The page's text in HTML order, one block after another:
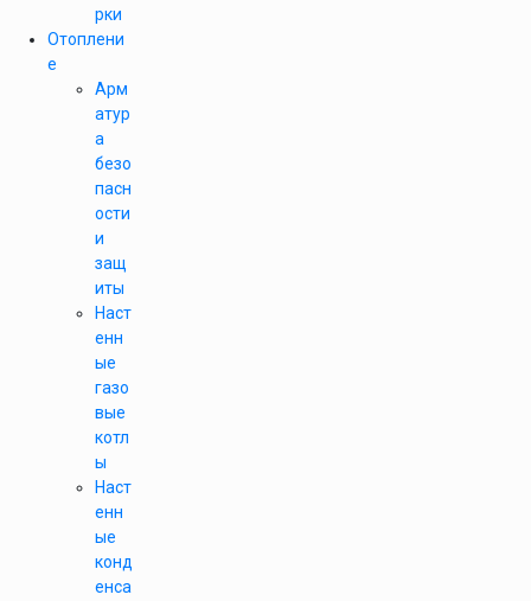
рки
Отоплени
е
Арм
атур
а
безо
пасн
ости
и
защ
иты
Наст
енн
ые
газо
вые
котл
ы
Наст
енн
ые
конд
енса